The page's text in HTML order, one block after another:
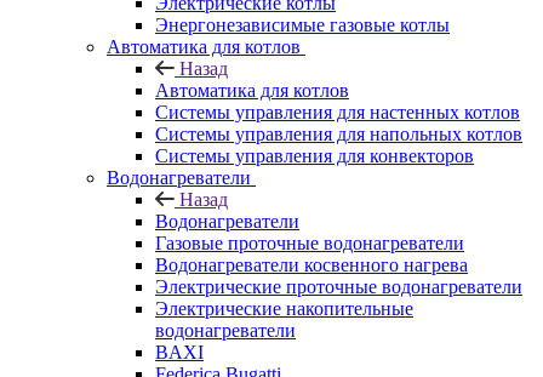
Энергонезависимые газовые котлы
Автоматика для котлов
Назад
Автоматика для котлов
Системы управления для настенных котлов
Системы управления для напольных котлов
Системы управления для конвекторов
Водонагреватели
Назад
Водонагреватели
Газовые проточные водонагреватели
Водонагреватели косвенного нагрева
Электрические проточные водонагреватели
Электрические накопительные
водонагреватели
BAXI